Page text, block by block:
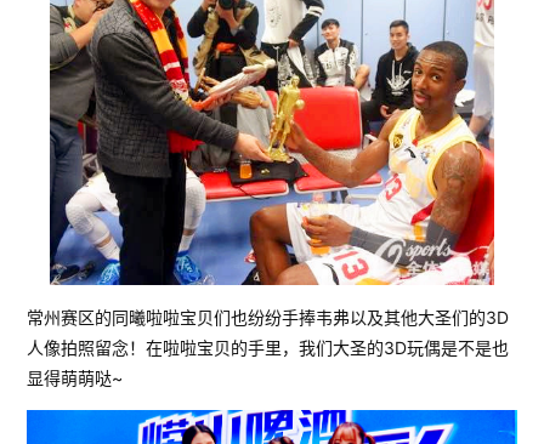
常州赛区的同曦啦啦宝贝们也纷纷手捧韦弗以及其他大圣们的3D
人像拍照留念！在啦啦宝贝的手里，我们大圣的3D玩偶是不是也
显得萌萌哒~